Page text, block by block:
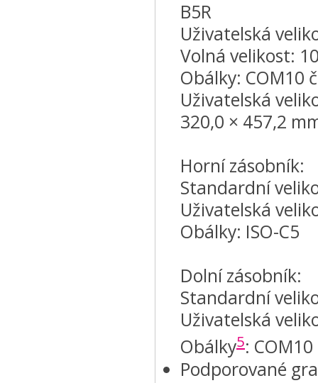
B5R
Uživatelská
Volná velikost:
Obálky: COM10
Uživatelská
320,0 × 457,2
Horní zásobník:
Standardní
Uživatelská
Obálky: ISO-C5
Dolní zásobník:
Standardní
Uživatelská
Obálky5:
Podporované